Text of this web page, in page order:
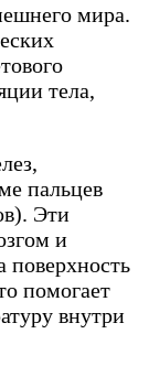
мира.
тела,
пальцев
Эти
и
поверхность
помогает
внутри